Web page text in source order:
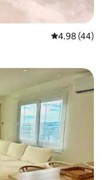
Calificación
4.98 (44)